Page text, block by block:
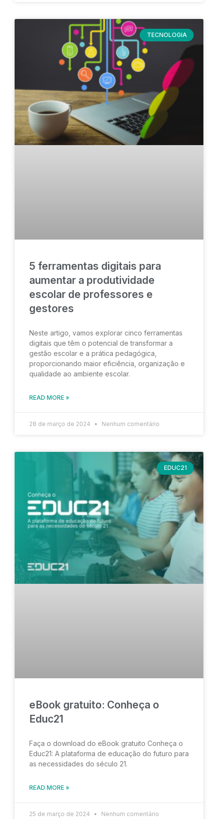
TECNOLOGIA
5 ferramentas digitais para
aumentar a produtividade
escolar de professores e
gestores
Neste artigo, vamos explorar cinco ferramentas
digitais que têm o potencial de transformar a
gestão escolar e a prática pedagógica,
proporcionando maior eficiência, organização e
qualidade ao ambiente escolar.
READ MORE »
28 de março de 2024 Nenhum comentário
EDUC21
eBook gratuito: Conheça o
Educ21
Faça o download do eBook gratuito Conheça o
Educ21: A plataforma de educação do futuro para
as necessidades do século 21.
READ MORE »
25 de março de 2024 Nenhum comentário